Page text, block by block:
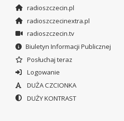
radioszczecin.pl
radioszczecinextra.pl
radioszczecin.tv
Biuletyn Informacji Publicznej
Posłuchaj teraz
Logowanie
DUŻA CZCIONKA
DUŻY KONTRAST